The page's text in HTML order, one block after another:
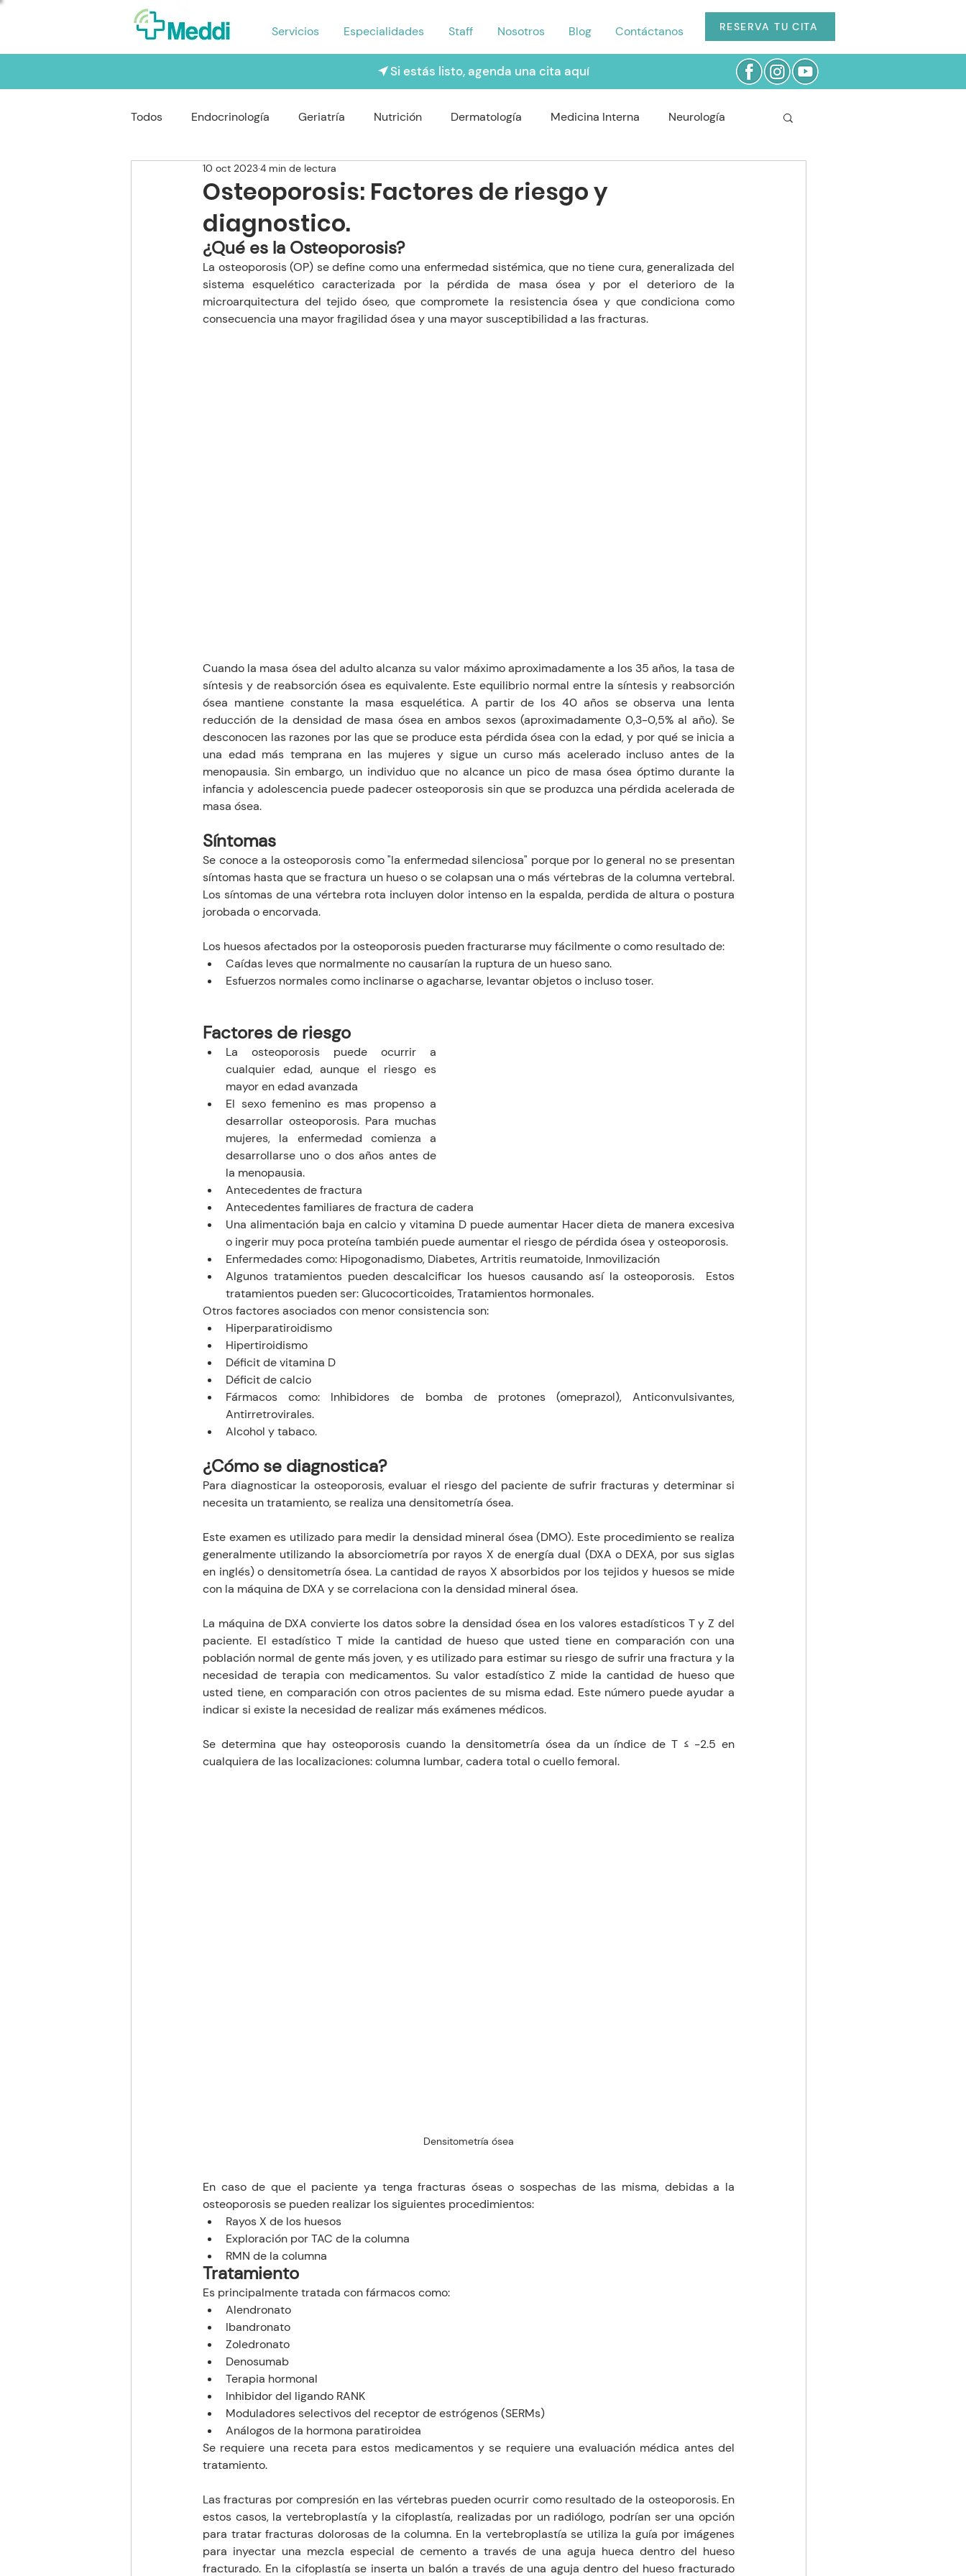
Servicios Especialidades Staff Nosotros Blog Contáctanos RESERVA TU CITA
Si estás listo, agenda una cita aquí
Todos Endocrinología Geriatría Nutrición Dermatología Medicina Interna Neurología
Reumatología Gastroenterología
Oftalmología Neumología Nefrologo
Osteoporosis: Factores de riesgo y
diagnostico.
10 oct 20234 min de lectura
¿Qué es la Osteoporosis?
La osteoporosis (OP) se define como una enfermedad sistémica, que no tiene cura, generalizada del
sistema esquelético caracterizada por la pérdida de masa ósea y por el deterioro de la
microarquitectura del tejido óseo, que compromete la resistencia ósea y que condiciona como
consecuencia una mayor fragilidad ósea y una mayor susceptibilidad a las fracturas.
Cuando la masa ósea del adulto alcanza su valor máximo aproximadamente a los 35 años, la tasa de
síntesis y de reabsorción ósea es equivalente. Este equilibrio normal entre la síntesis y reabsorción
ósea mantiene constante la masa esquelética. A partir de los 40 años se observa una lenta
reducción de la densidad de masa ósea en ambos sexos (aproximadamente 0,3-0,5% al año). Se
desconocen las razones por las que se produce esta pérdida ósea con la edad, y por qué se inicia a
una edad más temprana en las mujeres y sigue un curso más acelerado incluso antes de la
menopausia. Sin embargo, un individuo que no alcance un pico de masa ósea óptimo durante la
infancia y adolescencia puede padecer osteoporosis sin que se produzca una pérdida acelerada de
masa ósea.
Síntomas
Se conoce a la osteoporosis como "la enfermedad silenciosa" porque por lo general no se presentan
síntomas hasta que se fractura un hueso o se colapsan una o más vértebras de la columna vertebral.
Los síntomas de una vértebra rota incluyen dolor intenso en la espalda, perdida de altura o postura
jorobada o encorvada.
Los huesos afectados por la osteoporosis pueden fracturarse muy fácilmente o como resultado de:
Caídas leves que normalmente no causarían la ruptura de un hueso sano.
Esfuerzos normales como inclinarse o agacharse, levantar objetos o incluso toser.
Factores de riesgo
La osteoporosis puede ocurrir a
cualquier edad, aunque el riesgo es
mayor en edad avanzada
El sexo femenino es mas propenso a
desarrollar osteoporosis. Para muchas
mujeres, la enfermedad comienza a
desarrollarse uno o dos años antes de
la menopausia.
Antecedentes de fractura
Antecedentes familiares de fractura de cadera
Una alimentación baja en calcio y vitamina D puede aumentar Hacer dieta de manera excesiva
o ingerir muy poca proteína también puede aumentar el riesgo de pérdida ósea y osteoporosis.
Enfermedades como: Hipogonadismo, Diabetes, Artritis reumatoide, Inmovilización
Algunos tratamientos pueden descalcificar los huesos causando así la osteoporosis.  Estos
tratamientos pueden ser: Glucocorticoides, Tratamientos hormonales.
Otros factores asociados con menor consistencia son:
Hiperparatiroidismo
Hipertiroidismo
Déficit de vitamina D
Déficit de calcio
Fármacos como: Inhibidores de bomba de protones (omeprazol), Anticonvulsivantes,
Antirretrovirales.
Alcohol y tabaco.
¿Cómo se diagnostica?
Para diagnosticar la osteoporosis, evaluar el riesgo del paciente de sufrir fracturas y determinar si
necesita un tratamiento, se realiza una densitometría ósea.
Este examen es utilizado para medir la densidad mineral ósea (DMO). Este procedimiento se realiza
generalmente utilizando la absorciometría por rayos X de energía dual (DXA o DEXA, por sus siglas
en inglés) o densitometría ósea. La cantidad de rayos X absorbidos por los tejidos y huesos se mide
con la máquina de DXA y se correlaciona con la densidad mineral ósea.
La máquina de DXA convierte los datos sobre la densidad ósea en los valores estadísticos T y Z del
paciente. El estadístico T mide la cantidad de hueso que usted tiene en comparación con una
población normal de gente más joven, y es utilizado para estimar su riesgo de sufrir una fractura y la
necesidad de terapia con medicamentos. Su valor estadístico Z mide la cantidad de hueso que
usted tiene, en comparación con otros pacientes de su misma edad. Este número puede ayudar a
indicar si existe la necesidad de realizar más exámenes médicos.
Se determina que hay osteoporosis cuando la densitometría ósea da un índice de T ≤ -2.5 en
cualquiera de las localizaciones: columna lumbar, cadera total o cuello femoral.
Densitometría ósea
En caso de que el paciente ya tenga fracturas óseas o sospechas de las misma, debidas a la
osteoporosis se pueden realizar los siguientes procedimientos:
Rayos X de los huesos
Exploración por TAC de la columna
RMN de la columna
Tratamiento
Es principalmente tratada con fármacos como:
Alendronato
Ibandronato
Zoledronato
Denosumab
Terapia hormonal
Inhibidor del ligando RANK
Moduladores selectivos del receptor de estrógenos (SERMs)
Análogos de la hormona paratiroidea
Se requiere una receta para estos medicamentos y se requiere una evaluación médica antes del
tratamiento.
Las fracturas por compresión en las vértebras pueden ocurrir como resultado de la osteoporosis. En
estos casos, la vertebroplastía y la cifoplastía, realizadas por un radiólogo, podrían ser una opción
para tratar fracturas dolorosas de la columna. En la vertebroplastía se utiliza la guía por imágenes
para inyectar una mezcla especial de cemento a través de una aguja hueca dentro del hueso
fracturado. En la cifoplastía se inserta un balón a través de una aguja dentro del hueso fracturado